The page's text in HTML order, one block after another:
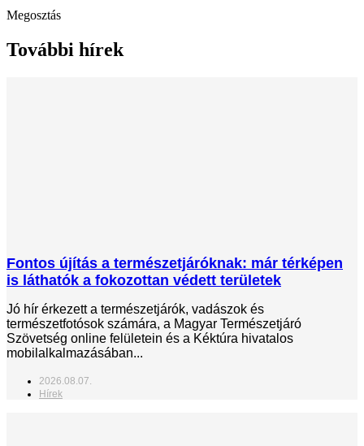
Megosztás
További hírek
Fontos újítás a természetjáróknak: már térképen
is láthatók a fokozottan védett területek
Jó hír érkezett a természetjárók, vadászok és
természetfotósok számára, a Magyar Természetjáró
Szövetség online felületein és a Kéktúra hivatalos
mobilalkalmazásában...
2026.08.07.
Hírek